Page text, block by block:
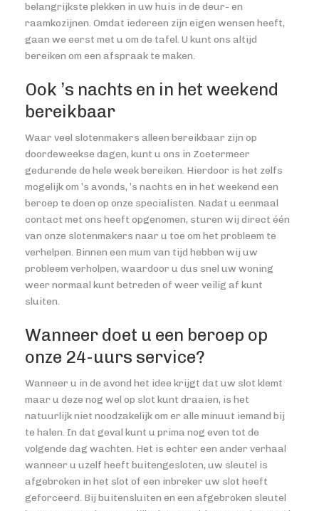
belangrijkste plekken in uw huis in de deur- en
raamkozijnen. Omdat iedereen zijn eigen wensen heeft,
gaan we eerst met u om de tafel. U kunt ons altijd
bereiken om een afspraak te maken.
Ook ’s nachts en in het weekend
bereikbaar
Waar veel slotenmakers alleen bereikbaar zijn op
doordeweekse dagen, kunt u ons in Zoetermeer
gedurende de hele week bereiken. Hierdoor is het zelfs
mogelijk om ’s avonds, ’s nachts en in het weekend een
beroep te doen op onze specialisten. Nadat u eenmaal
contact met ons heeft opgenomen, sturen wij direct één
van onze slotenmakers naar u toe om het probleem te
verhelpen. Binnen een mum van tijd hebben wij uw
probleem verholpen, waardoor u dus snel uw woning
weer normaal kunt betreden of weer veilig af kunt
sluiten.
Wanneer doet u een beroep op
onze 24-uurs service?
Wanneer u in de avond het idee krijgt dat uw slot klemt
maar u deze nog wel op slot kunt draaien, is het
natuurlijk niet noodzakelijk om er alle minuut iemand bij
te halen. In dat geval kunt u prima nog even tot de
volgende dag wachten. Het is echter een ander verhaal
wanneer u uzelf heeft buitengesloten, uw sleutel is
afgebroken in het slot of een inbreker uw slot heeft
geforceerd. Bij buitensluiten en een afgebroken sleutel